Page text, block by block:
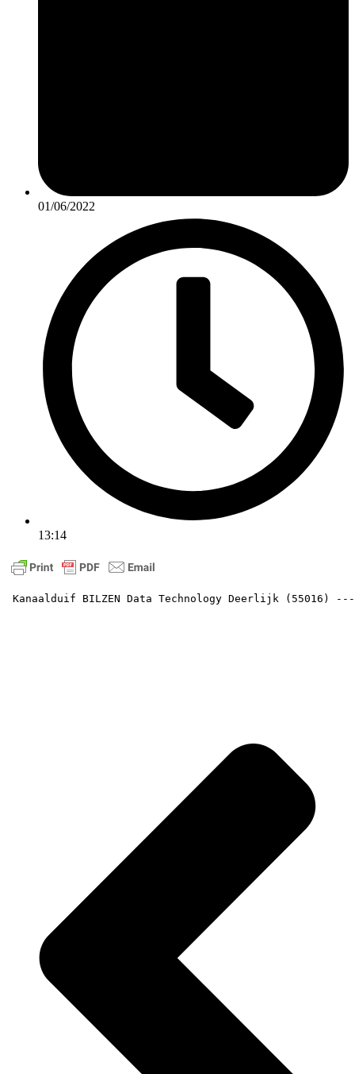
01/06/2022
13:14
Kanaalduif BILZEN Data Technology Deerlijk (55016)